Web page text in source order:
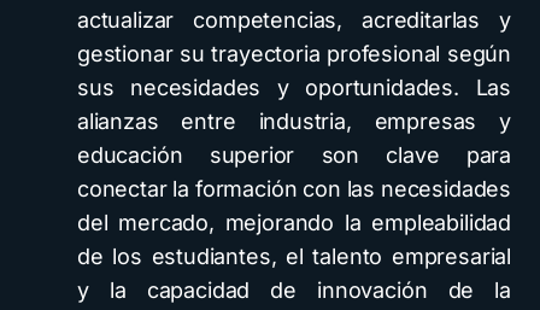
actualizar competencias, acreditarlas y
gestionar su trayectoria profesional según
sus necesidades y oportunidades. Las
alianzas entre industria, empresas y
educación superior son clave para
conectar la formación con las necesidades
del mercado, mejorando la empleabilidad
de los estudiantes, el talento empresarial
y la capacidad de innovación de la